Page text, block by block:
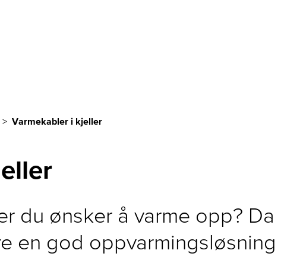
Varmekabler i kjeller
du ønsker å varme opp? Da
en god oppvarmingsløsning